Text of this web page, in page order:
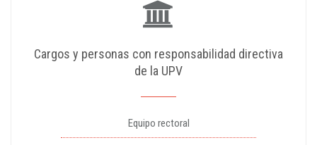
Cargos y personas con responsabilidad directiva
de la UPV
Equipo rectoral